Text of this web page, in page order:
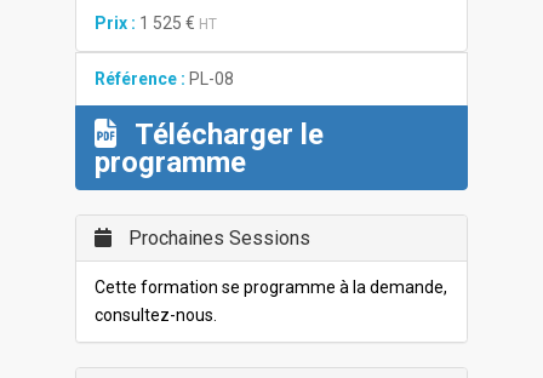
Prix : 1 525 € HT
Référence : PL-08
Télécharger le
programme
Prochaines Sessions
Cette formation se programme à la demande,
consultez-nous.